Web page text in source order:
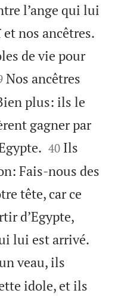
l’ange qui lui
nos ancêtres.
de vie pour
Nos ancêtres
plus: ils le
gagner par


40 Ils
Fais-nous des
tête, car ce
d’Egypte,
lui est arrivé.
veau, ils
idole, et ils